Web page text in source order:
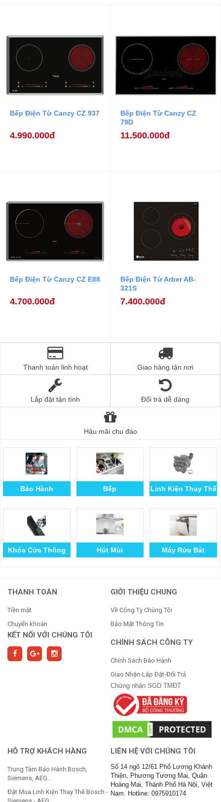
Bếp Điện Từ Canzy CZ 937
4.990.000đ
Bếp Điện Từ Canzy CZ
79D
11.500.000đ
Bếp Điện Từ Canzy CZ E88
4.700.000đ
Bếp Điện Từ Arber AB-
321S
7.400.000đ
Thanh toán linh hoạt Giao hàng tận nơi
Lắp đặt tận tình Đổi trả dễ dàng
Hậu mãi chu đáo
Bảo Hành Bếp Linh Kiện Thay Thế
Khóa Cửa Thông
Hút Mùi Máy Rửa Bát
THANH TOÁN
Tiền mặt
Chuyển khoản
KẾT NỐI VỚI CHÚNG TÔI
GIỚI THIỆU CHUNG
Về Công Ty Chúng Tôi
Bảo Mật Thông Tin
CHÍNH SÁCH CÔNG TY
Chính Sách Bảo Hành
Giao Nhận-Lắp Đặt-Đổi Trả
Chứng nhận SGD TMĐT
HỖ TRỢ KHÁCH HÀNG
Trung Tâm Bảo Hành Bosch,
Siemens, AEG...
Đặt Mua Linh Kiện Thay Thế Bosch -
LIÊN HỆ VỚI CHÚNG TÔI
Số 14 ngõ 12/61 Phố Lương Khánh
Thiện, Phương Tương Mai, Quận
Hoàng Mai, Thành Phố Hà Nội, Việt
Nam. Hotline: 0975910174